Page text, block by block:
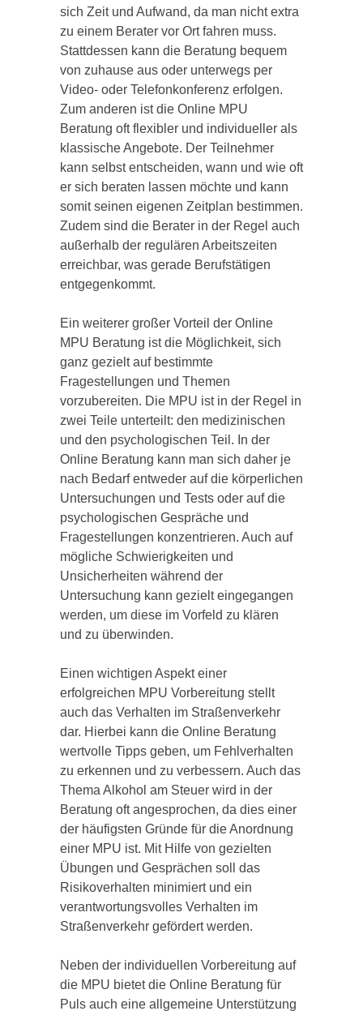
sich Zeit und Aufwand, da man nicht extra
zu einem Berater vor Ort fahren muss.
Stattdessen kann die Beratung bequem
von zuhause aus oder unterwegs per
Video- oder Telefonkonferenz erfolgen.
Zum anderen ist die Online MPU
Beratung oft flexibler und individueller als
klassische Angebote. Der Teilnehmer
kann selbst entscheiden, wann und wie oft
er sich beraten lassen möchte und kann
somit seinen eigenen Zeitplan bestimmen.
Zudem sind die Berater in der Regel auch
außerhalb der regulären Arbeitszeiten
erreichbar, was gerade Berufstätigen
entgegenkommt.
Ein weiterer großer Vorteil der Online
MPU Beratung ist die Möglichkeit, sich
ganz gezielt auf bestimmte
Fragestellungen und Themen
vorzubereiten. Die MPU ist in der Regel in
zwei Teile unterteilt: den medizinischen
und den psychologischen Teil. In der
Online Beratung kann man sich daher je
nach Bedarf entweder auf die körperlichen
Untersuchungen und Tests oder auf die
psychologischen Gespräche und
Fragestellungen konzentrieren. Auch auf
mögliche Schwierigkeiten und
Unsicherheiten während der
Untersuchung kann gezielt eingegangen
werden, um diese im Vorfeld zu klären
und zu überwinden.
Einen wichtigen Aspekt einer
erfolgreichen MPU Vorbereitung stellt
auch das Verhalten im Straßenverkehr
dar. Hierbei kann die Online Beratung
wertvolle Tipps geben, um Fehlverhalten
zu erkennen und zu verbessern. Auch das
Thema Alkohol am Steuer wird in der
Beratung oft angesprochen, da dies einer
der häufigsten Gründe für die Anordnung
einer MPU ist. Mit Hilfe von gezielten
Übungen und Gesprächen soll das
Risikoverhalten minimiert und ein
verantwortungsvolles Verhalten im
Straßenverkehr gefördert werden.
Neben der individuellen Vorbereitung auf
die MPU bietet die Online Beratung für
Puls auch eine allgemeine Unterstützung